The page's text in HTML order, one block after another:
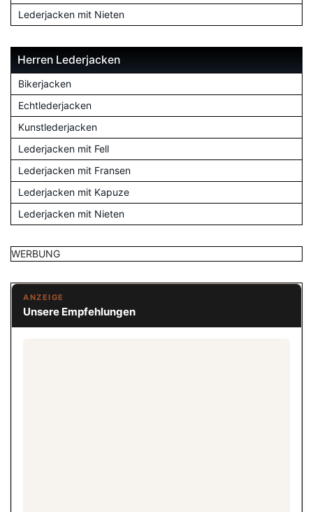
Lederjacken mit Nieten
Herren Lederjacken
Bikerjacken
Echtlederjacken
Kunstlederjacken
Lederjacken mit Fell
Lederjacken mit Fransen
Lederjacken mit Kapuze
Lederjacken mit Nieten
WERBUNG
ANZEIGE
Unsere Empfehlungen